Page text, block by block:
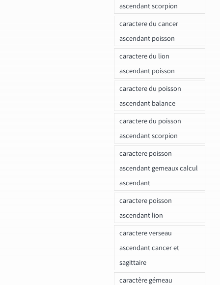
ascendant scorpion
caractere du cancer
ascendant poisson
caractere du lion
ascendant poisson
caractere du poisson
ascendant balance
caractere du poisson
ascendant scorpion
caractere poisson
ascendant gemeaux calcul
ascendant
caractere poisson
ascendant lion
caractere verseau
ascendant cancer et
sagittaire
caractère gémeau